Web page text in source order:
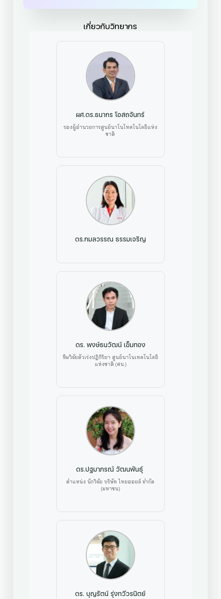
เกี่ยวกับวิทยากร
ผศ.ดร.ธนากร โอสถจันทร์
รองผู้อำนวยการศูนย์นาโนโทคโนโลยีแห่ง
ชาติ
ดร.กมลวรรณ ธรรมเจริญ
ดร. พงษ์ธนวัฒน์ เข็มทอง
ทีมวิจัยตัวเร่งปฏิกิริยา ศูนย์นาโนเทคโนโลยี
แห่งชาติ (ศน.)
ดร.ปฐมาภรณ์ วัฒนพันธุ์
ตำแหน่ง นักวิจัย บริษัท ไทยออยล์ จำกัด
(มหาชน)
ดร. บุญรัตน์ รุ่งทวีวรนิตย์